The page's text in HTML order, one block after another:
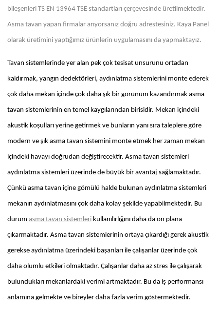
bileşenleri TS EN 13964 TSE standartları çerçevesinde üretilmektedir.
Asma tavan yapan firmalar arıyorsanız doğru adrestesiniz. Kaya Panel
olarak üretimini yaptığımız ürünlerin uygulamasını da yapmaktayız.
Tavan sistemlerinde yer alan pek çok tesisat unsurunu ortadan
kaldırmak, yangın dedektörleri, aydınlatma sistemlerini monte ederek
çok daha mekan içinde çok daha şık bir görünüm kazandırmak asma
tavan sistemlerinin en temel kaygılarından birisidir. Mekan içindeki
akustik koşulları yerine getirmek ve bunların yanı sıra taleplere göre
modern ve şık asma tavan sistemini monte etmek her zaman mekan
içindeki havayı doğrudan değiştirecektir. Asma tavan sistemleri
aydınlatma sistemleri üzerinde de büyük bir avantaj sağlamaktadır.
Çünkü asma tavan içine gömülü halde bulunan aydınlatma sistemleri
mekanın aydınlatmasını çok daha kolay şekilde yapabilmektedir. Bu
durum asma tavan sistemleri kullanılırlığını daha da ön plana
çıkarmaktadır. Asma tavan sistemlerinin ortaya çıkardığı gerek akustik
gerekse aydınlatma üzerindeki başarıları ile çalışanlar üzerinde çok
daha olumlu etkileri olmaktadır. Çalışanlar daha az stres ile çalışarak
bulundukları mekanlardaki verimi artmaktadır. Bu da iş performansı
anlamına gelmekte ve bireyler daha fazla verim göstermektedir.